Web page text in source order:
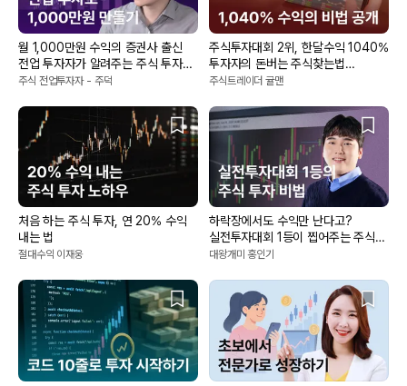
월 1,000만원 수익의 증권사 출신
전업 투자자가 알려주는 주식 투자
기법
주식 전업투자자 - 주덕
주식투자대회 2위, 한달수익 1040%
투자자의 돈버는 주식찾는법
(주식비법책 제공)
주식트레이더 귤맨
처음 하는 주식 투자, 연 20% 수익
내는 법
절대수익 이재웅
하락장에서도 수익만 난다고?
실전투자대회 1등이 찝어주는 주식
투자 비법 대공개
대왕개미 홍인기